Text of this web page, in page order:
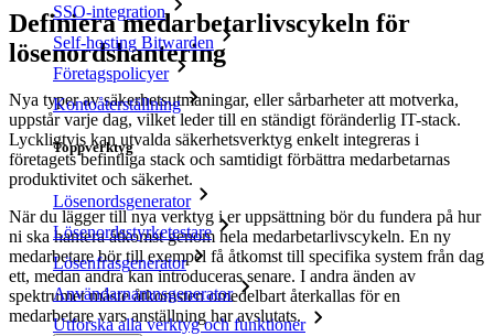
SSO-integration
Self-hosting Bitwarden
Företagspolicyer
Kontoåterställning
Toppverktyg
Lösenordsgenerator
Lösenordsstyrketestare
Lösenfrasgenerator
Användarnamnsgenerator
Utforska alla verktyg och funktioner
Definiera medarbetarlivscykeln för
lösenordshantering
Nya typer av säkerhetsutmaningar, eller sårbarheter att motverka,
uppstår varje dag, vilket leder till en ständigt föränderlig IT-stack.
Lyckligtvis kan utvalda säkerhetsverktyg enkelt integreras i
företagets befintliga stack och samtidigt förbättra medarbetarnas
produktivitet och säkerhet.
När du lägger till nya verktyg i er uppsättning bör du fundera på hur
ni ska hantera åtkomst genom hela medarbetarlivscykeln. En ny
medarbetare bör till exempel få åtkomst till specifika system från dag
ett, medan andra kan introduceras senare. I andra änden av
spektrumet måste åtkomsten omedelbart återkallas för en
medarbetare vars anställning har avslutats.